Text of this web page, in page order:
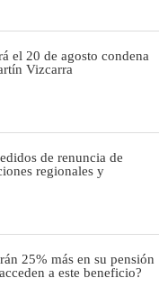
el 20 de agosto condena
Vizcarra
de renuncia de
regionales y
25% más en su pensión
a este beneficio?